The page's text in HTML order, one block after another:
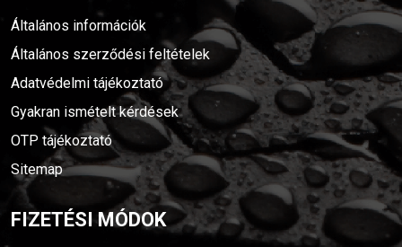
Általános információk
Általános szerződési feltételek
Adatvédelmi tájékoztató
Gyakran ismételt kérdések
OTP tájékoztató
Sitemap
FIZETÉSI MÓDOK